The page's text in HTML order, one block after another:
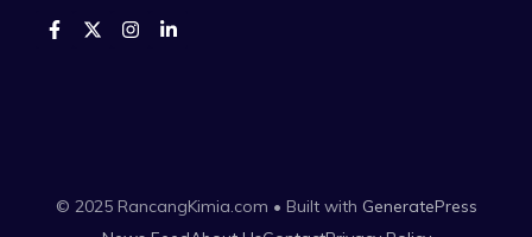
© 2025 RancangKimia.com • Built with GeneratePress